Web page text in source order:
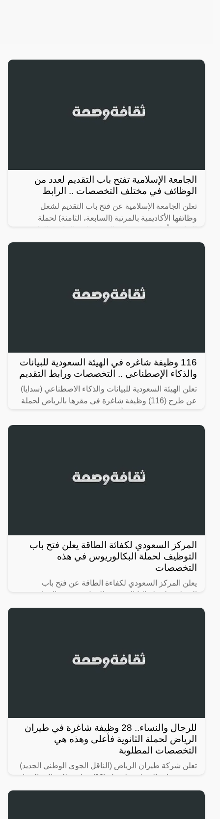
الجامعة الإسلامية تفتح باب التقديم لعدد من
الوظائف في مختلف التخصصات .. الرابط
تعلن الجامعة الإسلامية عن فتح باب التقديم لشغل
وظائفها الأكاديمية بالمرتبة (السابعة، الثامنة) لحملة
116 وظيفة شاغره في الهيئة السعودية للبيانات
والذكاء الإصطناعي .. التخصصات ورابط التقديم
تعلن الهيئة السعودية للبيانات والذكاء الاصطناعي (سدايا)
عن طرح (116) وظيفة شاغرة في مقرها بالرياض لحملة
المركز السعودي لكفائة الطاقة يعلن فتح باب
التوظيف لحملة البكالوريوس في هذه
التخصصات
يعلن المركز السعودي لكفاءة الطاقة عن فتح باب
التوظيف لحملة البكالوريوس للعمل في مقر المركز
بمدينة (الرياض) على المسميات الوظيفية التالية:
للرجال والنساء.. 28 وظيفة شاغرة في طيران
الرياض لحملة الثانوية فأعلى وهذه هي
التخصصات المطلوبة
تعلن شركة طيران الرياض (الناقل الجوي الوطني الجديد)
عن فتح باب التوظيف لشغل (28) وظيفة للرجال والنساء
حملة كافة المؤهلات (الثانوية، الدبلوم، البكالوريوس